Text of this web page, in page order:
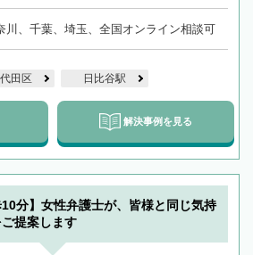
川、千葉、埼玉、全国オンライン相談可
田区 日比谷駅
解決事例を見る
10分】女性弁護士が、皆様と同じ気持
提案します